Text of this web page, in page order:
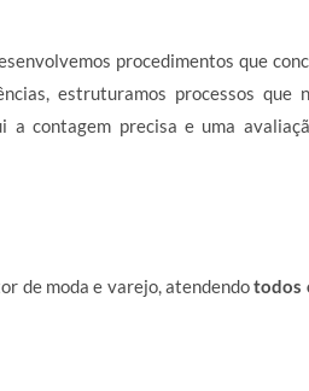
procedimentos que
estruturamos processos
contagem precisa e uma
de moda e varejo, atendendotodos